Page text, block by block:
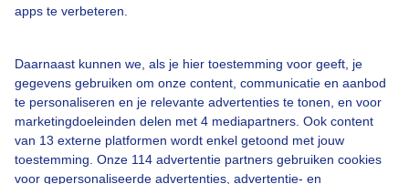
apps te verbeteren.
Daarnaast kunnen we, als je hier toestemming voor geeft, je
gegevens gebruiken om onze content, communicatie en aanbod
te personaliseren en je relevante advertenties te tonen, en voor
marketingdoeleinden delen met 4 mediapartners. Ook content
van 13 externe platformen wordt enkel getoond met jouw
toestemming. Onze 114 advertentie partners gebruiken cookies
voor gepersonaliseerde advertenties, advertentie- en
Buienradar Team
Privacy beleid
Cookie beleid
Privacy instellingen